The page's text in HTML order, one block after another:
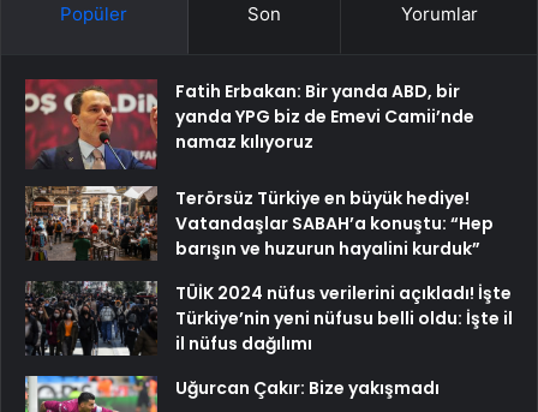
Popüler Son Yorumlar
Fatih Erbakan: Bir yanda ABD, bir
yanda YPG biz de Emevi Camii’nde
namaz kılıyoruz
Terörsüz Türkiye en büyük hediye!
Vatandaşlar SABAH’a konuştu: “Hep
barışın ve huzurun hayalini kurduk”
TÜİK 2024 nüfus verilerini açıkladı! İşte
Türkiye’nin yeni nüfusu belli oldu: İşte il
il nüfus dağılımı
Uğurcan Çakır: Bize yakışmadı